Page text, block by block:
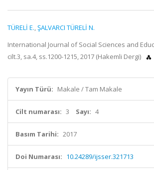
TÜRELİ E.,ŞALVARCI TÜRELİ N.
International Journal of Social Sciences and
cilt.3, sa.4, ss.1200-1215, 2017 (Hakemli Dergi)
Yayın Türü: Makale / Tam Makale
Cilt numarası: 3 Sayı: 4
Basım Tarihi: 2017
Doi Numarası: 10.24289/ijsser.321713